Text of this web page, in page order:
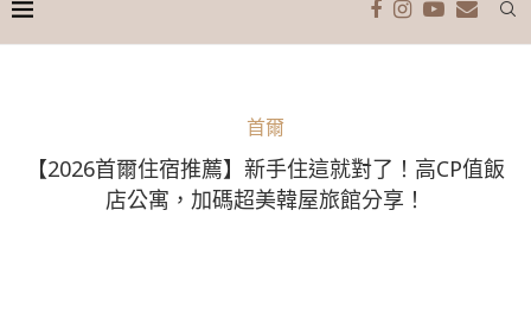
首爾
【2026首爾住宿推薦】新手住這就對了！高CP值飯
店公寓，加碼超美韓屋旅館分享！